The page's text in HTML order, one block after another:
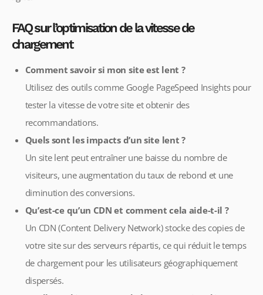
FAQ sur l’optimisation de la vitesse de
chargement
Comment savoir si mon site est lent ?
Utilisez des outils comme Google PageSpeed Insights pour
tester la vitesse de votre site et obtenir des
recommandations.
Quels sont les impacts d’un site lent ?
Un site lent peut entraîner une baisse du nombre de
visiteurs, une augmentation du taux de rebond et une
diminution des conversions.
Qu’est-ce qu’un CDN et comment cela aide-t-il ?
Un CDN (Content Delivery Network) stocke des copies de
votre site sur des serveurs répartis, ce qui réduit le temps
de chargement pour les utilisateurs géographiquement
dispersés.